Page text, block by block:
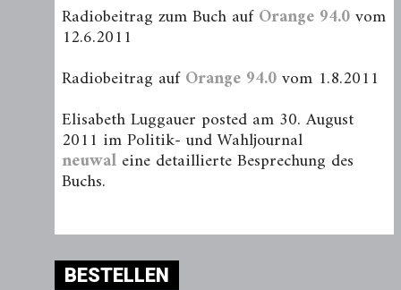
Radiobeitrag zum Buch aufOrange 94.0vom
12.6.2011
Radiobeitrag aufOrange 94.0vom 1.8.2011
Elisabeth Luggauer posted am 30. August
2011 im Politik- und Wahljournal
neuwaleine detaillierte Besprechung des
Buchs.
BESTELLEN